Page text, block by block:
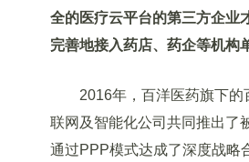
全的医疗云平台的第三方企业
完善地接入药店、药企等机构
2016年，百洋医药旗下的
联网及智能化公司共同推出了
通过PPP模式达成了深度战略